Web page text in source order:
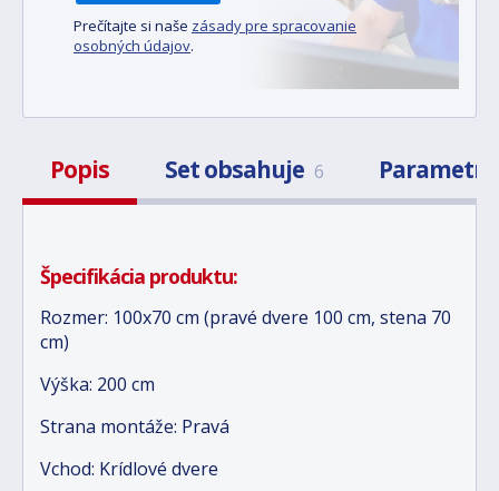
Prečítajte si naše zásady pre spracovanie
osobných údajov.
Popis Set obsahuje 6 Parametre
Špecifikácia produktu:
Rozmer: 100x70 cm (pravé dvere 100 cm, stena 70
cm)
Výška: 200 cm
Strana montáže: Pravá
Vchod: Krídlové dvere